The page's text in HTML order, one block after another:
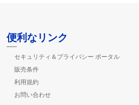
便利なリンク
セキュリティ＆プライバシー ポータル
販売条件
利用規約
お問い合わせ